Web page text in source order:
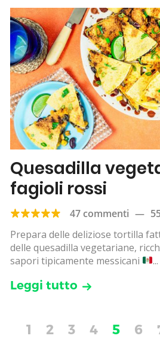
Quesadilla
fagioli rossi
47 commenti —
Prepara delle deliziose tortilla
delle quesadilla vegetariane,
sapori tipicamente messicani
...
Leggi tutto
1 2 3 4 5 6